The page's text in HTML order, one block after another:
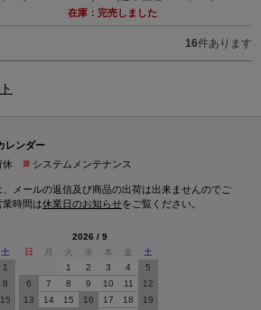
在庫：完売しました
16件あります
レンダー
休 ■ システムメンテナンス
、メールの返信及び商品の出荷は出来ませんのでご
業時間は休業日のお知らせをご覧ください。
土
1
8
15
2026 / 9
日
月 火 水 木 金
土
1
2 3 4
5
6
7 8 9 10 11
12
13
14 15 16 17 18
19